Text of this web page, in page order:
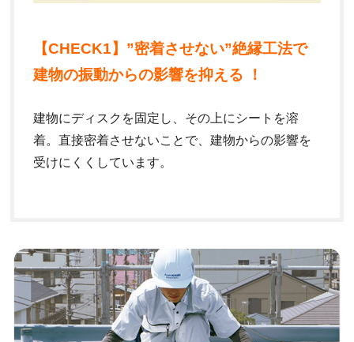
【CHECK1】”密着させない”絶縁工法で
建物の振動からの影響を抑える ！
建物にディスクを固定し、その上にシートを溶
着。直接密着させないことで、建物からの影響を
受けにくくしています。